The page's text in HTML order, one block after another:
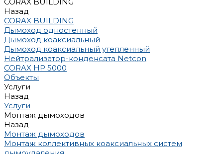
Назад
CORAX BUILDING
Дымоход одностенный
Дымоход коаксиальный
Дымоход коаксиальный утепленный
Нейтрализатор-конденсата Netcon
CORAX HP 5000
Объекты
Услуги
Назад
Услуги
Монтаж дымоходов
Назад
Монтаж дымоходов
Монтаж коллективных коаксиальных систем